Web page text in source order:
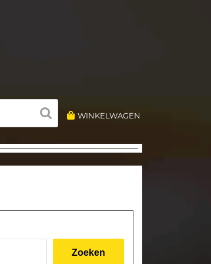
WINKELWAGEN
Zoeken